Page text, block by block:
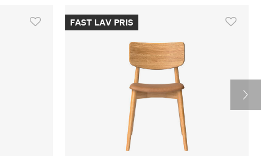
består selvfølgelig af FSC certificeret pap.
FAST LAV PRIS